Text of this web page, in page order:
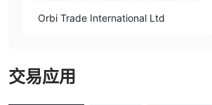
Orbi Trade International Ltd
交易应用